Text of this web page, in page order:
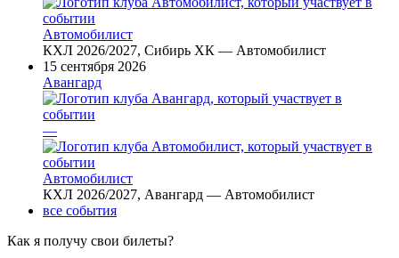
Автомобилист
КХЛ 2026/2027, Сибирь ХК — Автомобилист
15 сентября 2026
Авангард
—
Автомобилист
КХЛ 2026/2027, Авангард — Автомобилист
все события
Как я получу свои билеты?